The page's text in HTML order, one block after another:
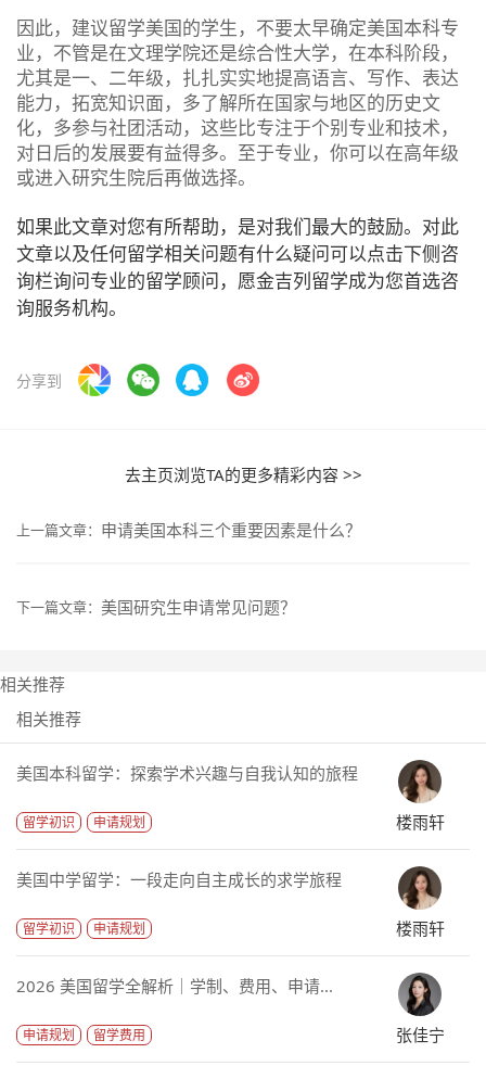
因此，建议留学美国的学生，不要太早确定美国本科专
业，不管是在文理学院还是综合性大学，在本科阶段，
尤其是一、二年级，扎扎实实地提高语言、写作、表达
能力，拓宽知识面，多了解所在国家与地区的历史文
化，多参与社团活动，这些比专注于个别专业和技术，
对日后的发展要有益得多。至于专业，你可以在高年级
或进入研究生院后再做选择。
如果此文章对您有所帮助，是对我们最大的鼓励。对此
文章以及任何留学相关问题有什么疑问可以点击下侧咨
询栏询问专业的留学顾问，愿金吉列留学成为您首选咨
询服务机构。
分享到
去主页浏览TA的更多精彩内容 >>
上一篇文章： 申请美国本科三个重要因素是什么？
下一篇文章： 美国研究生申请常见问题？
相关推荐
相关推荐
美国本科留学：探索学术兴趣与自我认知的旅程
留学初识 申请规划 楼雨轩
美国中学留学：一段走向自主成长的求学旅程
留学初识 申请规划 楼雨轩
2026 美国留学全解析｜学制、费用、申请...
申请规划 留学费用 张佳宁